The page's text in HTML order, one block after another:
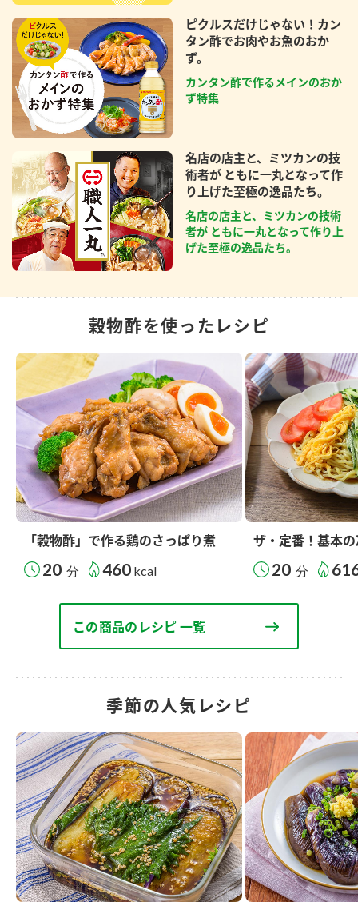
ピクルスだけじゃない！カン
タン酢でお肉やお魚のおか
ず。
カンタン酢で作るメインのおか
ず特集
名店の店主と、ミツカンの技
術者が ともに一丸となって作
り上げた至極の逸品たち。
名店の店主と、ミツカンの技術
者が ともに一丸となって作り上
げた至極の逸品たち。
穀物酢を使ったレシピ
「穀物酢」で作る鶏のさっぱり煮
20 分 460 kcal
ザ・定番！基本
20 分
この商品のレシピ 一覧
季節の人気レシピ